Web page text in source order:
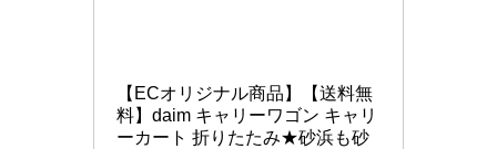
【ECオリジナル商品】【送料無
料】daim キャリーワゴン キャリ
ーカート 折りたたみ★砂浜も砂